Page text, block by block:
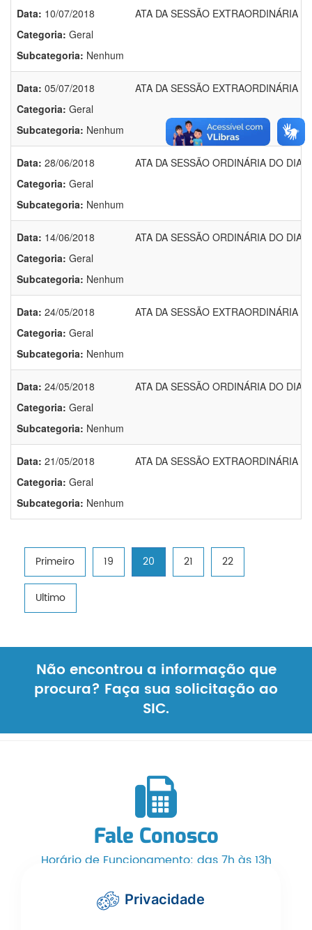
Data: 10/07/2018
Categoria: Geral
Subcategoria: Nenhum
ATA DA SESSÃO EXTRAORDINÁRIA
Data: 05/07/2018
Categoria: Geral
Subcategoria: Nenhum
ATA DA SESSÃO EXTRAORDINÁRIA
Data: 28/06/2018
Categoria: Geral
Subcategoria: Nenhum
ATA DA SESSÃO ORDINÁRIA DO DIA
Data: 14/06/2018
Categoria: Geral
Subcategoria: Nenhum
ATA DA SESSÃO ORDINÁRIA DO DIA
Data: 24/05/2018
Categoria: Geral
Subcategoria: Nenhum
ATA DA SESSÃO EXTRAORDINÁRIA
Data: 24/05/2018
Categoria: Geral
Subcategoria: Nenhum
ATA DA SESSÃO ORDINÁRIA DO DIA
Data: 21/05/2018
Categoria: Geral
Subcategoria: Nenhum
ATA DA SESSÃO EXTRAORDINÁRIA
Primeiro 19 20 21 22
Ultimo
Não encontrou a informação que
procura? Faça sua solicitação ao
SIC.
Fale Conosco
Horário de Funcionamento: das 7h às 13h
cmcarlinda@hotmail.com
Privacidade